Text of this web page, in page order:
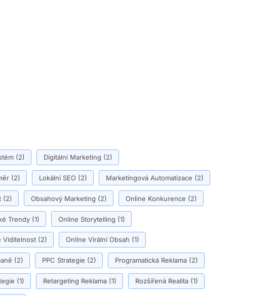
(2) Digitální Marketing (2)
(2) Lokální SEO(2) Marketingová Automatizace (2)
(2) Obsahový Marketing (2) Online Konkurence (2)
Trendy(1) Online Storytelling (1)
Viditelnost(2) Online Virální Obsah (1)
(2) PPC Strategie (2) Programatická Reklama(2)
(1) Retargeting Reklama(1) Rozšířená Realita(1)